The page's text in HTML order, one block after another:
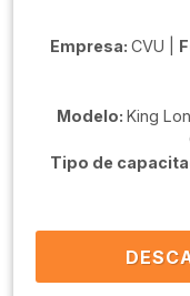
Empresa: CVU |
Modelo: King
Tipo de